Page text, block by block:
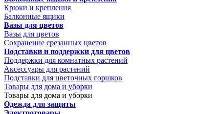
Крюки и крепления
Балконные ящики
Вазы для цветов
Вазы для цветов
Сохранение срезанных цветов
Подставки и поддержки для цветов
Поддержки для комнатных растений
Аксессуары для растений
Подставки для цветочных горшков
Товары для дома и уборки
Товары для дома и уборки
Одежда для защиты